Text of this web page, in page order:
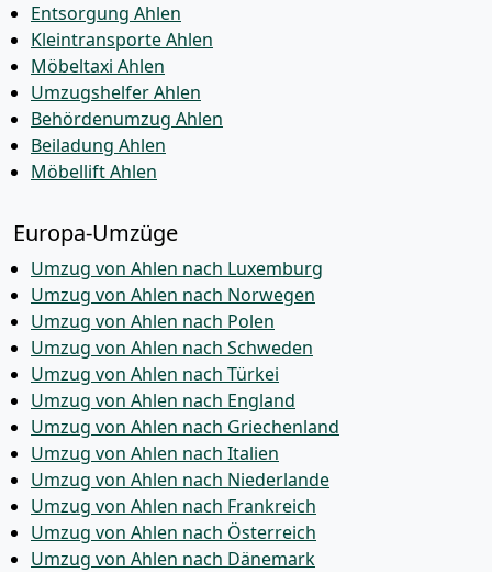
Entsorgung Ahlen
Kleintransporte Ahlen
Möbeltaxi Ahlen
Umzugshelfer Ahlen
Behördenumzug Ahlen
Beiladung Ahlen
Möbellift Ahlen
Europa-Umzüge
Umzug von Ahlen nach Luxemburg
Umzug von Ahlen nach Norwegen
Umzug von Ahlen nach Polen
Umzug von Ahlen nach Schweden
Umzug von Ahlen nach Türkei
Umzug von Ahlen nach England
Umzug von Ahlen nach Griechenland
Umzug von Ahlen nach Italien
Umzug von Ahlen nach Niederlande
Umzug von Ahlen nach Frankreich
Umzug von Ahlen nach Österreich
Umzug von Ahlen nach Dänemark